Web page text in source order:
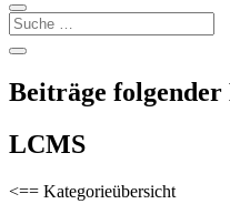
Beiträge
LCMS
<== Kategorieübersicht